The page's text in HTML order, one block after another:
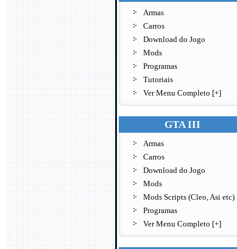
Armas
Carros
Download do Jogo
Mods
Programas
Tutoriais
Ver Menu Completo [+]
GTA III
Armas
Carros
Download do Jogo
Mods
Mods Scripts (Cleo, Asi etc)
Programas
Ver Menu Completo [+]